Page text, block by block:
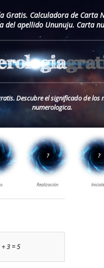
Gratis. Calculadora de Carta
del apellido Ununuju. Carta
Descubre el significado de los
numerologica.
3 = 5